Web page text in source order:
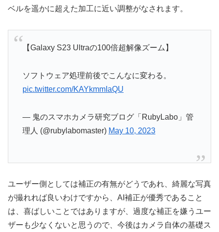
ベルを遥かに超えた加工に近い調整がなされます。
【Galaxy S23 Ultraの100倍超解像ズーム】
ソフトウェア処理前後でこんなに変わる。
pic.twitter.com/KAYkmmIaQU
— 鬼のスマホカメラ研究ブログ「RubyLabo」管
理人 (@rubylabomaster) May 10, 2023
ユーザー側としては補正の有無がどうであれ、綺麗な写真
が撮れれば良いわけですから、AI補正が優秀であること
は、喜ばしいことではありますが、過度な補正を嫌うユー
ザーも少なくないと思うので、今後はカメラ自体の基礎ス